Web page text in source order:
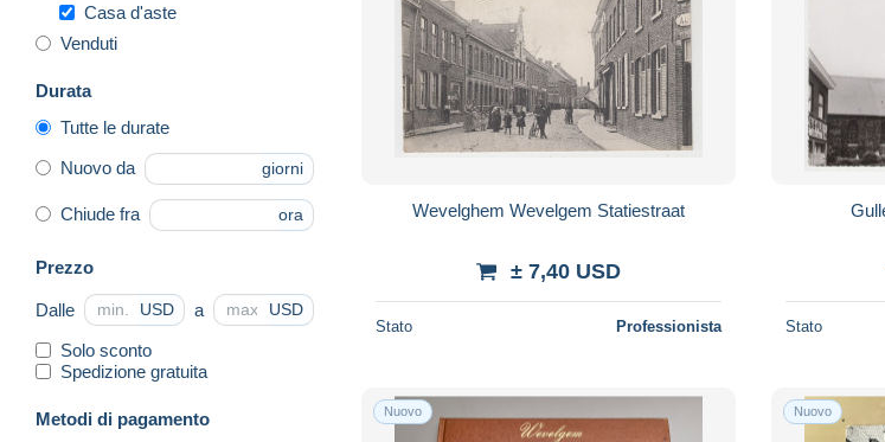
Casa d'aste
Venduti
Durata
Tutte le durate
Nuovo da giorni
Chiude fra ora
Prezzo
Dalle USD a USD
Solo sconto
Spedizione gratuita
Metodi di pagamento
Wevelghem Wevelgem Statiestraat
± 7,40 USD
Stato Professionista Stato
Nuovo Nuovo